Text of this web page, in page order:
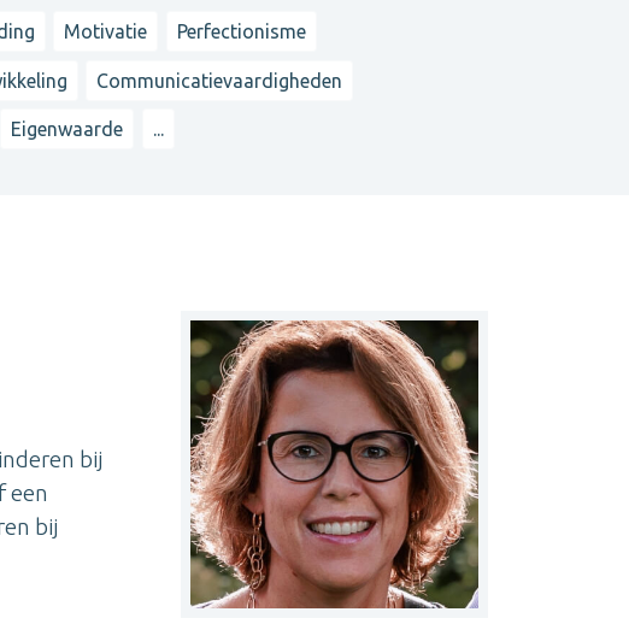
Motivatie Perfectionisme
Communicatievaardigheden
Eigenwaarde ...
bij
een
bij